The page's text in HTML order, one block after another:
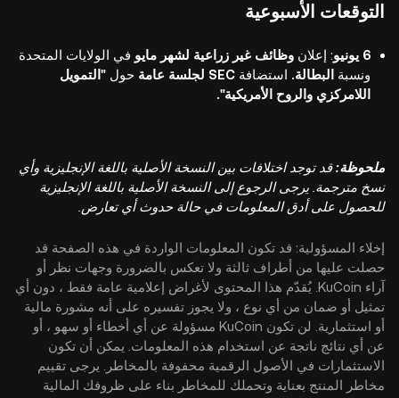
التوقعات الأسبوعية
6 يونيو : إعلان وظائف غير زراعية لشهر مايو في الولايات المتحدة
ونسبة البطالة. استضافة SEC لجلسة عامة حول "التمويل
اللامركزي والروح الأمريكية".
ملحوظة:قد توجد اختلافات بين النسخة الأصلية باللغة الإنجليزية وأي
نسخ مترجمة. يرجى الرجوع إلى النسخة الأصلية باللغة الإنجليزية
للحصول على أدق المعلومات في حالة حدوث أي تعارض.
إخلاء المسؤولية: قد تكون المعلومات الواردة في هذه الصفحة قد
حصلت عليها من أطراف ثالثة ولا تعكس بالضرورة وجهات نظر أو
آراء KuCoin. يُقدّم هذا المحتوى لأغراض إعلامية عامة فقط ، دون أي
تمثيل أو ضمان من أي نوع ، ولا يجوز تفسيره على أنه مشورة مالية
أو استثمارية. لن تكون KuCoin مسؤولة عن أي أخطاء أو سهو ، أو
عن أي نتائج ناتجة عن استخدام هذه المعلومات. يمكن أن تكون
الاستثمارات في الأصول الرقمية محفوفة بالمخاطر. يرجى تقييم
مخاطر المنتج بعناية وتحملك للمخاطر بناء على ظروفك المالية